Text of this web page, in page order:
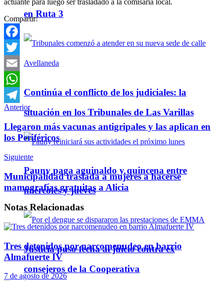
en Ruta 3
Continúa el conflicto de los judiciales: la
situación en los Tribunales de Las Varillas
Pauny paga aguinaldo y quincena entre
miércoles y jueves
Justicia puso fecha al juicio contra ex
consejeros de la Cooperativa
actuante para luego ser trasladado a la comisaría local.
Compartir:
Facebook
Twitter
Email
WhatsApp
Telegram
Anterior
Llegaron más vacunas antigripales y las aplican en
los Periféricos
Siguiente
Municipalidad traslada a mujeres a hacerse
mamografías gratuitas a Alicia
NotasRelacionadas
Tres detenidos por narcomenudeo en barrio
Almafuerte IV
7 de agosto de 2026